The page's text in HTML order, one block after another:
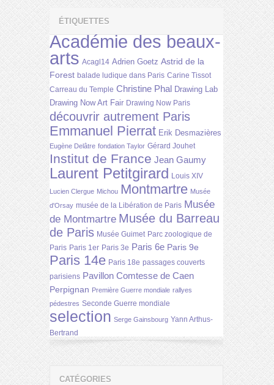
ÉTIQUETTES
Académie des beaux-
arts Acagl14 Adrien Goetz Astrid de la
Forest balade ludique dans Paris Carine Tissot
Carreau du Temple Christine Phal Drawing Lab
Drawing Now Art Fair Drawing Now Paris
découvrir autrement Paris
Emmanuel Pierrat Erik Desmazières
Eugène Delâtre fondation Taylor Gérard Jouhet
Institut de France Jean Gaumy
Laurent Petitgirard Louis XIV
Lucien Clergue Michou Montmartre Musée
d'Orsay musée de la Libération de Paris Musée
de Montmartre Musée du Barreau
de Paris Musée Guimet Parc zoologique de
Paris Paris 1er Paris 3e Paris 6e Paris 9e
Paris 14e Paris 18e passages couverts
parisiens Pavillon Comtesse de Caen
Perpignan Première Guerre mondiale rallyes
pédestres Seconde Guerre mondiale
selection Serge Gainsbourg Yann Arthus-
Bertrand
CATÉGORIES